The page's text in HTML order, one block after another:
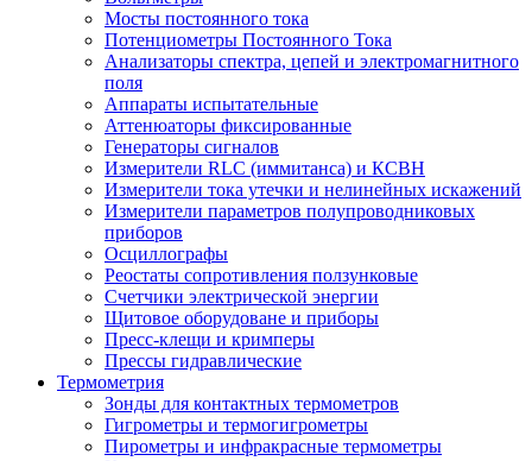
Мосты постоянного тока
Потенциометры Постоянного Тока
Анализаторы спектра, цепей и электромагнитного
поля
Аппараты испытательные
Аттенюаторы фиксированные
Генераторы сигналов
Измерители RLC (иммитанса) и КСВН
Измерители тока утечки и нелинейных искажений
Измерители параметров полупроводниковых
приборов
Осциллографы
Реостаты сопротивления ползунковые
Счетчики электрической энергии
Щитовое оборудоване и приборы
Пресс-клещи и кримперы
Прессы гидравлические
Термометрия
Зонды для контактных термометров
Гигрометры и термогигрометры
Пирометры и инфракрасные термометры